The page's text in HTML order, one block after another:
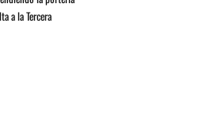
a la Tercera